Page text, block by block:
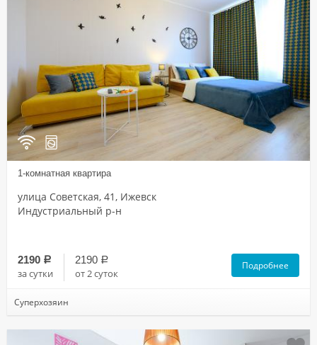
1-комнатная квартира
улица Советская, 41, Ижевск
Индустриальный р-н
2190 a
за сутки
2190 a
от 2 суток
Подробнее
Суперхозяин